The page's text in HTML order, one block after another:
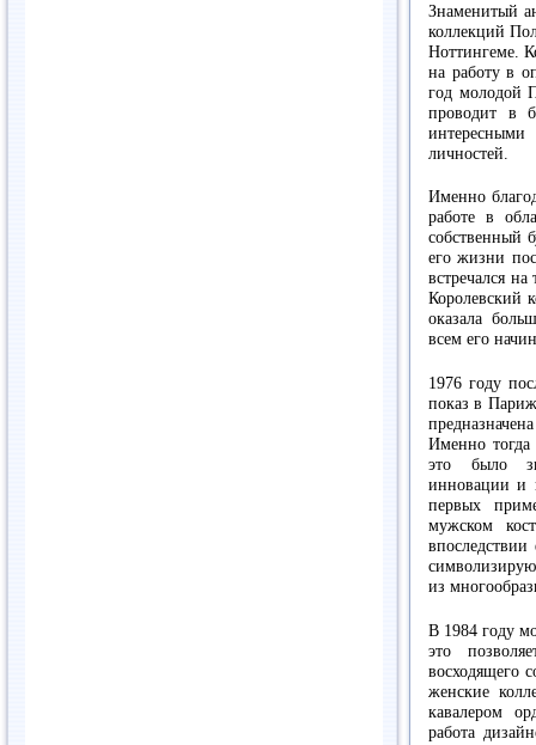
Знаменитый
коллекций
Ноттингеме.
на работу в
год молодой
проводит в
личностей.
Именно
работе в
собственный
его жизни
встречался
Королевский
оказала
всем его
1976 году
показ в
Именно
это было
инновации и
первых
мужском
из
В 1984 году
это
восходящего
женские
кавалером
работа